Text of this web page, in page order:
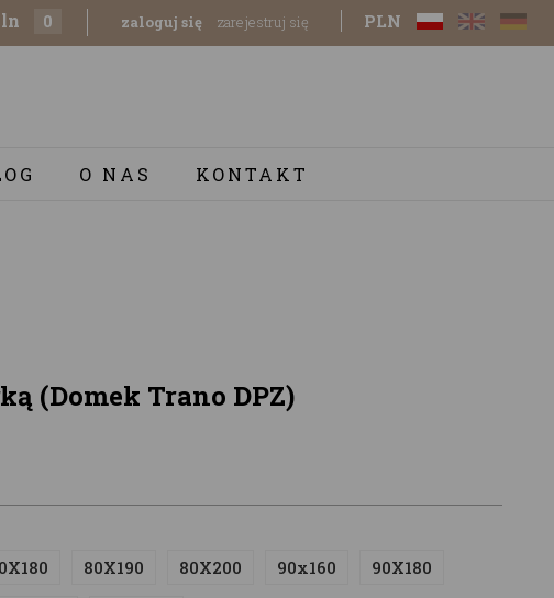
0 zaloguj się zarejestruj się PLN
O NAS KONTAKT
(Domek Trano DPZ)
80X190 80X200 90x160 90X180